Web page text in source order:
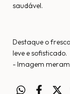
saudável.
Destaque o
leve e sofisticado.
- Imagem